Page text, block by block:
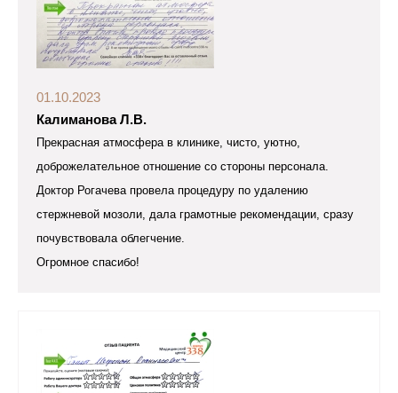
01.10.2023
Калиманова Л.В.
Прекрасная атмосфера в клинике, чисто, уютно,
доброжелательное отношение со стороны персонала.
Доктор Рогачева провела процедуру по удалению
стержневой мозоли, дала грамотные рекомендации, сразу
почувствовала облегчение.
Огромное спасибо!